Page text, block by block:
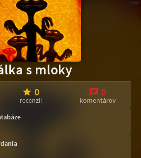
s mloky
0
recenzií
0
komentárov